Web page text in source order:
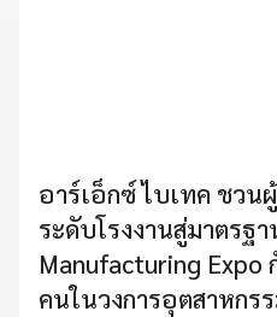
อาร์เอ็กซ์ ไบเทค ชวน
ระดับโรงงานสู่มาตรฐา
Manufacturing
คนในวงการอุตสาหกร